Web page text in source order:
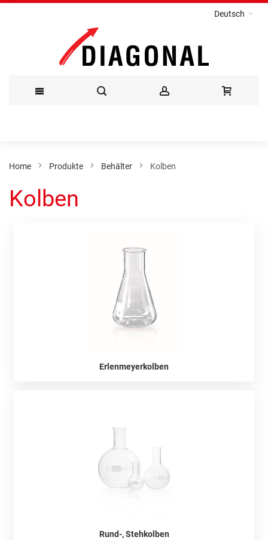
Deutsch
Inhalt
Home Produkte Behälter Kolben
Kolben
Erlenmeyerkolben
Rund-, Stehkolben